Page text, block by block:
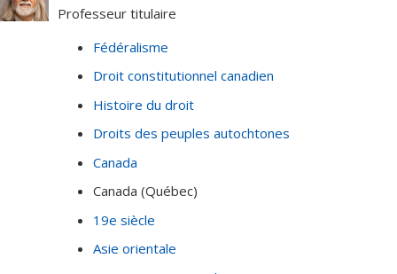
Professeur titulaire
Fédéralisme
Droit constitutionnel canadien
Histoire du droit
Droits des peuples autochtones
Canada
Canada (Québec)
19e siècle
Asie orientale